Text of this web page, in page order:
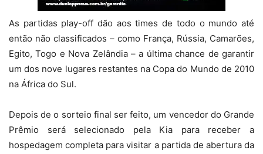
As partidas play-off dão aos times de todo o mundo até
então não classificados – como França, Rússia, Camarões,
Egito, Togo e Nova Zelândia – a última chance de garantir
um dos nove lugares restantes na Copa do Mundo de 2010
na África do Sul.
Depois de o sorteio final ser feito, um vencedor do Grande
Prêmio será selecionado pela Kia para receber a
hospedagem completa para visitar a partida de abertura da